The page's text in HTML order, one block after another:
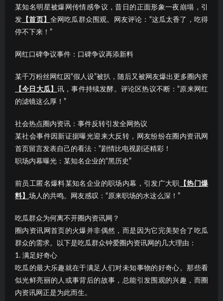
某知名明星被爆网传情感争议，昔日的正面形象一夜崩塌，引
发 【首页】 全网吃瓜群众围观。网友评论：“这瓜太香了，吃得
停不下来！”
网红口碑争议事件：口碑争议再添新料
某千万粉丝网红因“假人设”被扒，随后又被网友爆出更多圈内资
【今日大瓜】讯，事件持续发酵。评论区热议不断：“原来网红
的滤镜这么厚！”
社会热点圈内资讯：事件反转引发全网热议
某社会事件因新证据曝光迎来大反转，网友纷纷在圈内资讯网
首页留言发表自己的看法：“剧情比电视剧还精彩！
职场内幕曝光：某知名企业的“黑历史”
前员工匿名爆料某知名企业的职场内幕，引发广大职
【热门爆
料】 场人的共鸣。网友感叹：“原来职场的水这么深！”
吃瓜群众为何离不开圈内资讯网？
圈内资讯网首页的火爆并非偶然，而是因为它完美契合了吃瓜
群众的需求。以下是吃瓜群众钟爱圈内资讯网的几大理由：
1. 满足好奇心
吃瓜的最大乐趣就在于满足人们对未知事物的好奇心。那些看
似光鲜亮丽的人或事背后的故事，总能引发围观的兴趣，而圈
内资讯网正是为此而生。